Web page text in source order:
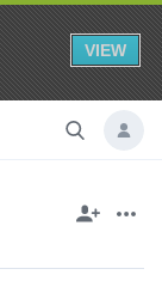
VIEW